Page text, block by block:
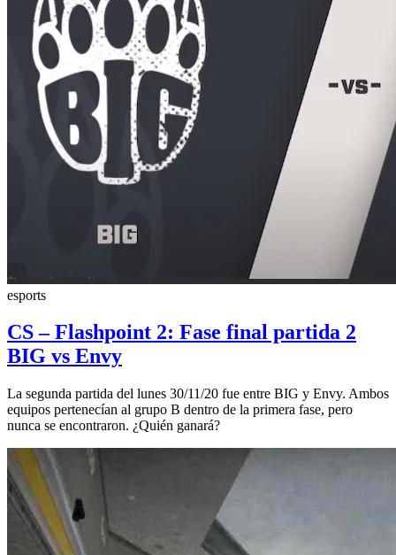
esports
CS – Flashpoint 2: Fase final partida 2
BIG vs Envy
La segunda partida del lunes 30/11/20 fue entre BIG y Envy. Ambos
equipos pertenecían al grupo B dentro de la primera fase, pero
nunca se encontraron. ¿Quién ganará?